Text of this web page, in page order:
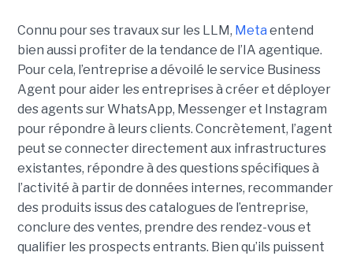
Connu pour ses travaux sur les LLM, Meta entend
bien aussi profiter de la tendance de l’IA agentique.
Pour cela, l’entreprise a dévoilé le service Business
Agent pour aider les entreprises à créer et déployer
des agents sur WhatsApp, Messenger et Instagram
pour répondre à leurs clients. Concrètement, l’agent
peut se connecter directement aux infrastructures
existantes, répondre à des questions spécifiques à
l’activité à partir de données internes, recommander
des produits issus des catalogues de l’entreprise,
conclure des ventes, prendre des rendez-vous et
qualifier les prospects entrants. Bien qu’ils puissent